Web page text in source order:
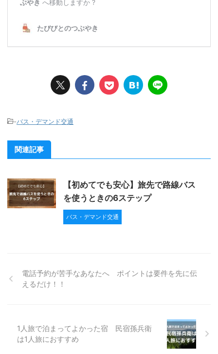
-バス・デマンド交通
関連記事
【初めてでも安心】旅先で路線バス
を使うときの6ステップ
バス・デマンド交通
電話予約が苦手なあなたへ ポイントは要件を先に伝
えるだけ！！
1人旅で泊まってよかった宿 民宿孫兵衛
は1人旅におすすめ